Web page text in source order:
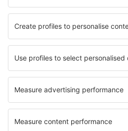
Hoteluri în Mapou Hoteluri în
Hoteluri în Oberau Hoteluri în
Cele mai bune hoteluri - regiuni
Hoteluri în Parcul Național Góry Stołowe